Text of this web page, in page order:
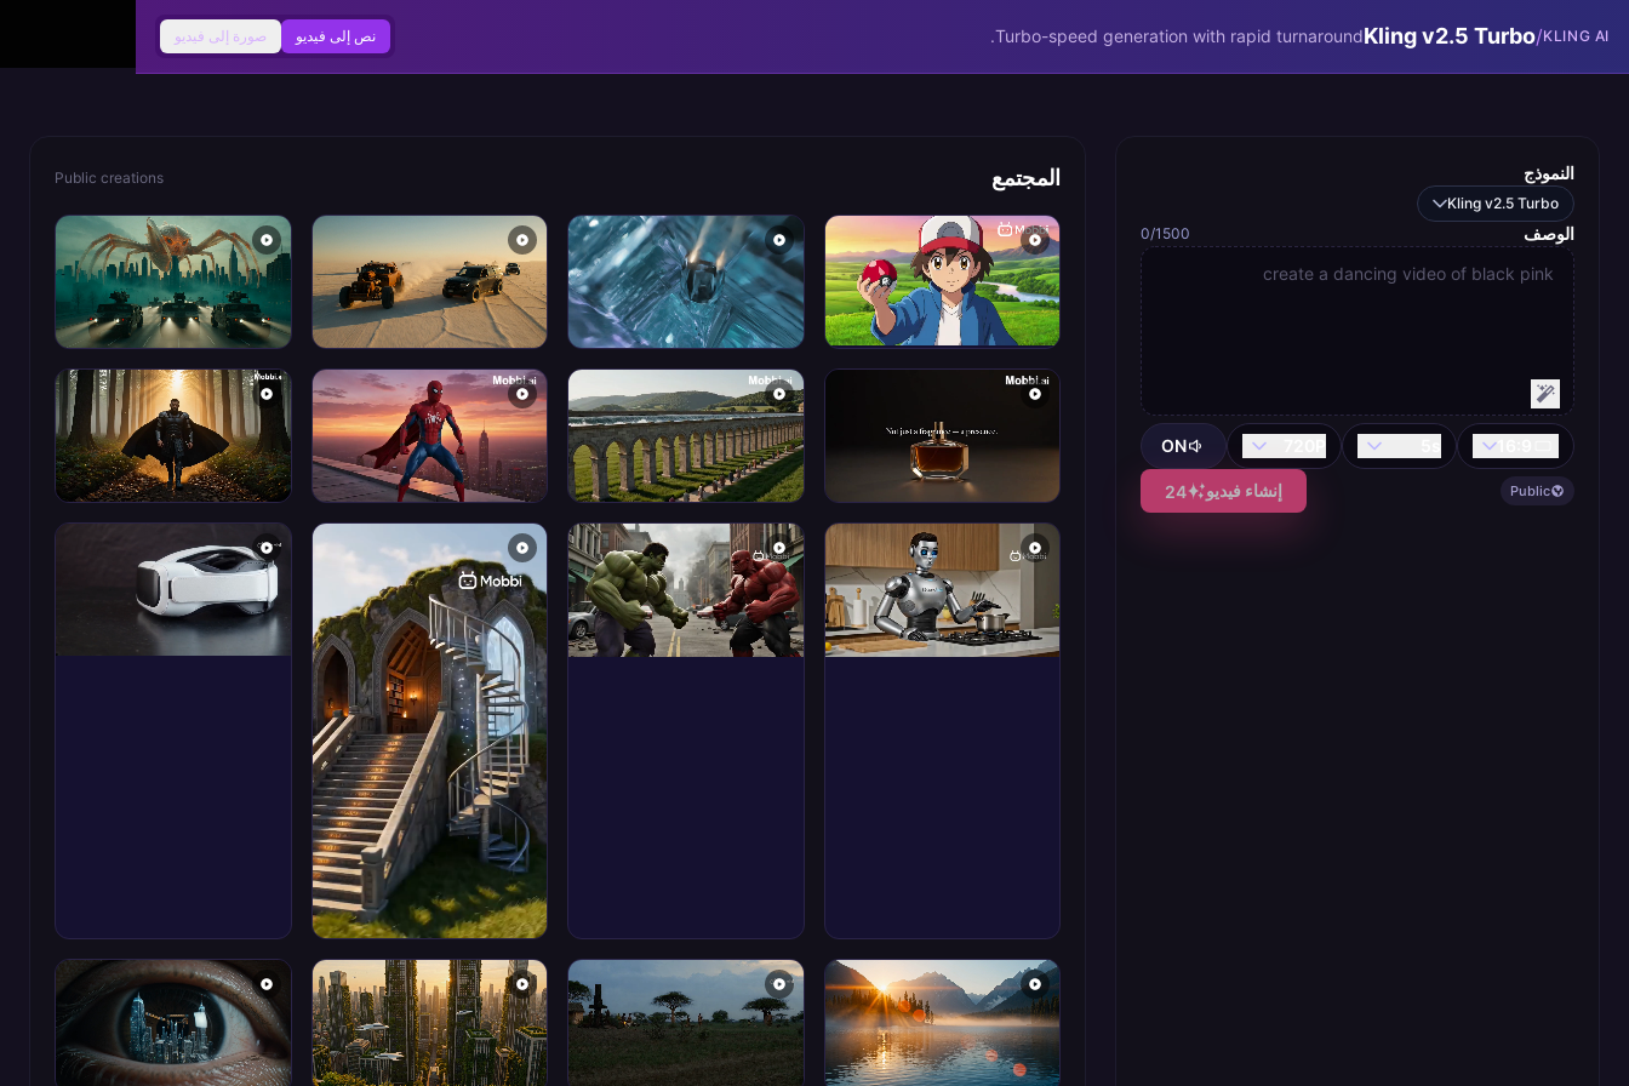
KLING AI
/
Kling v2.5 Turbo
Turbo-speed generation with rapid turnaround. نص إلى فيديو صورة إلى فيديو
النموذج
Kling v2.5 Turbo
الوصف 0/1500
ON
Public إنشاء فيديو 24
المجتمع Public creations